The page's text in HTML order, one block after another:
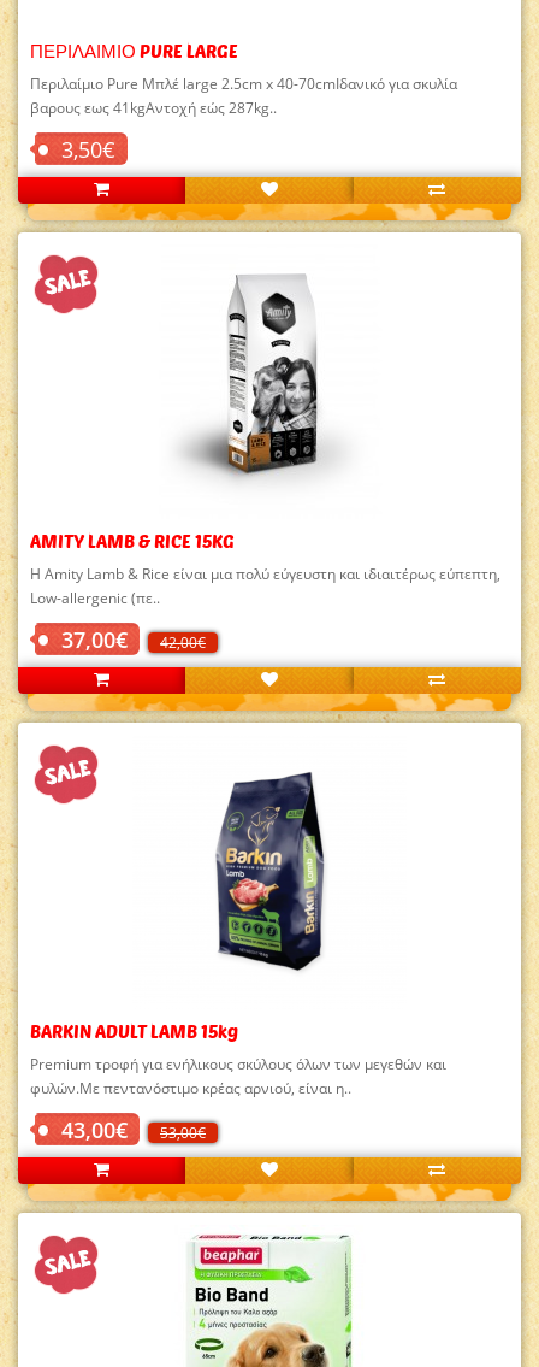
ΠΕΡΙΛΑΙΜΙΟ PURE LARGE
Περιλαίμιo Pure Mπλέ large 2.5cm x 40-70cmΙδανικό για σκυλία
βαρους εως 41kgΑντοχή εώς 287kg..
3,50€
AMITY LAMB & RICE 15KG
Η Amity Lamb & Rice είναι μια πολύ εύγευστη και ιδιαιτέρως εύπεπτη,
Low-allergenic (πε..
37,00€ 42,00€
BARKIN ADULT LAMB 15kg
Premium τροφή για ενήλικους σκύλους όλων των μεγεθών και
φυλών.Με πεντανόστιμο κρέας αρνιού, είναι η..
43,00€ 53,00€